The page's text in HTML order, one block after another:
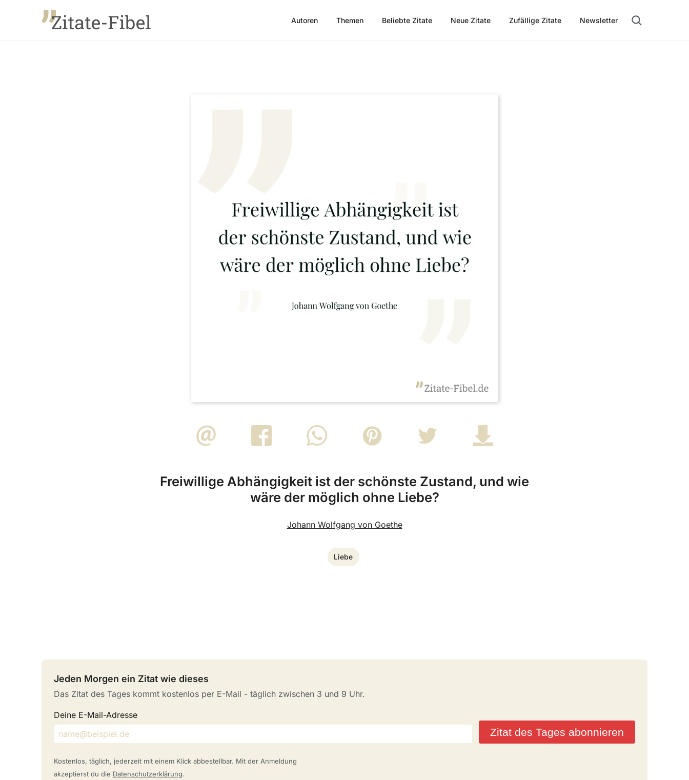
Suche öffnen
Autoren Themen Beliebte Zitate Neue Zitate Zufällige Zitate Newsletter
Freiwillige Abhängigkeit ist der schönste Zustand, und wie
wäre der möglich ohne Liebe?
Johann Wolfgang von Goethe
Liebe
Jeden Morgen ein Zitat wie dieses
Das Zitat des Tages kommt kostenlos per E-Mail - täglich zwischen 3 und 9 Uhr.
Deine E-Mail-Adresse
Zitat des Tages abonnieren
Kostenlos, täglich, jederzeit mit einem Klick abbestellbar. Mit der Anmeldung
akzeptierst du die Datenschutzerklärung.